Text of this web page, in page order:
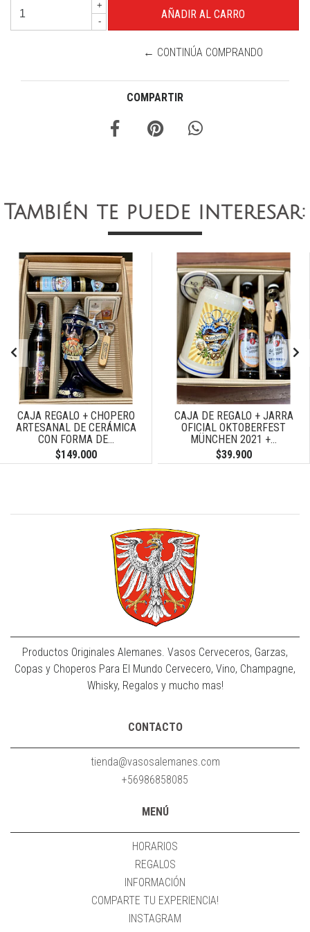
+
-
← CONTINÚA COMPRANDO
COMPARTIR
También te puede interesar:
CAJA REGALO + CHOPERO
ARTESANAL DE CERÁMICA
CON FORMA DE...
$149.000
CAJA DE REGALO + JARRA
OFICIAL OKTOBERFEST
MÜNCHEN 2021 +...
$39.900
Productos Originales Alemanes. Vasos Cerveceros, Garzas,
Copas y Choperos Para El Mundo Cervecero, Vino, Champagne,
Whisky, Regalos y mucho mas!
CONTACTO
tienda@vasosalemanes.com
+56986858085
MENÚ
HORARIOS
REGALOS
INFORMACIÓN
COMPARTE TU EXPERIENCIA!
INSTAGRAM